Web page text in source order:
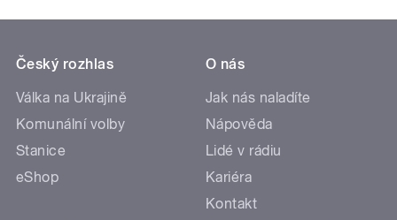
Český rozhlas
Válka na Ukrajině
Komunální volby
Stanice
eShop
O nás
Jak nás naladíte
Nápověda
Lidé v rádiu
Kariéra
Kontakt